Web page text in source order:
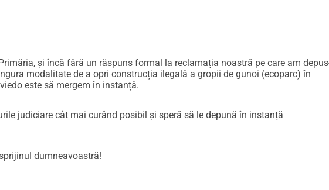
și încă fără un răspuns formal la reclamația noastră pe care am
modalitate de a opri construcția ilegală a gropii de gunoi (ecoparc) în
este să mergem în instanță.
judiciare cât mai curând posibil și speră să le depună în instanță
dumneavoastră!